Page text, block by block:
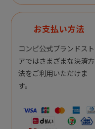
お支払い方法
コンビ公式ブランドスト
アではさまざまな決済方
法をご利用いただけま
す。